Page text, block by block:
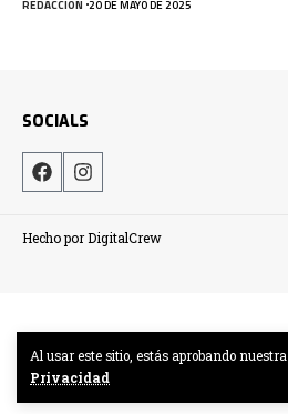
Al usar este sitio, estás aprobando nuestra
Privacidad
REDACCION 20 DE MAYO DE 2025
SOCIALS
Hecho por DigitalCrew